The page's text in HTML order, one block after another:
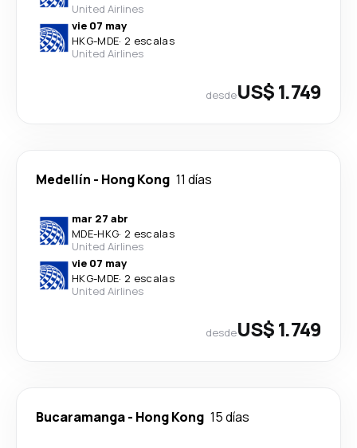
United Airlines
vie 07 may
HKG-MDE· 2 escalas
United Airlines
desdeUS$ 1.749
Medellín - Hong Kong 11 días
mar 27 abr
MDE-HKG· 2 escalas
United Airlines
vie 07 may
HKG-MDE· 2 escalas
United Airlines
desdeUS$ 1.749
Bucaramanga- Hong Kong 15 días